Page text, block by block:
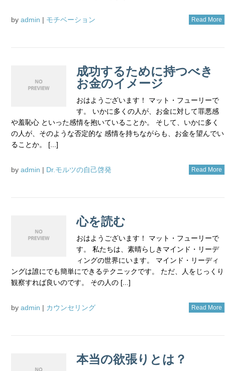
by admin | モチベーション Read More
成功するために持つべき
お金のイメージ
おはようございます！ マット・フューリーで
す。 いかに多くの人が、お金に対して罪悪感
や羞恥心 といった感情を抱いていることか。 そして、いかに多く
の人が、そのような否定的な 感情を持ちながらも、お金を望んでい
ることか。 [...]
by admin | Dr.モルツの自己啓発 Read More
心を読む
おはようございます！ マット・フューリーで
す。 私たちは、素晴らしきマインド・リーデ
ィングの世界にいます。 マインド・リーディ
ングは誰にでも簡単にできるテクニックです。 ただ、人をじっくり
観察すれば良いのです。 その人の [...]
by admin | カウンセリング Read More
本当の欲張りとは？